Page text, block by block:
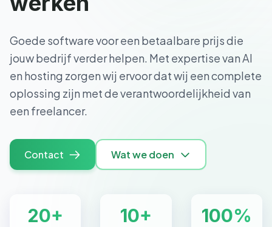
Goede software voor een betaalbare prijs die
jouw bedrijf verder helpen. Met expertise van AI
en hosting zorgen wij ervoor dat wij een complete
oplossing zijn met de verantwoordelijkheid van
een freelancer.
Contact Wat we doen
20+ 10+ 100%